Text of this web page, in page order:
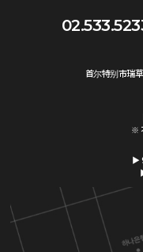
首尔特别市瑞
※
▶